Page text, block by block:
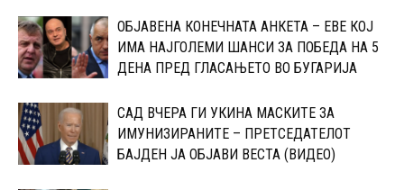
ОБЈАВЕНА КОНЕЧНАТА АНКЕТА – ЕВЕ КОЈ
ИМА НАЈГОЛЕМИ ШАНСИ ЗА ПОБЕДА НА 5
ДЕНА ПРЕД ГЛАСАЊЕТО ВО БУГАРИЈА
САД ВЧЕРА ГИ УКИНА МАСКИТЕ ЗА
ИМУНИЗИРАНИТЕ – ПРЕТСЕДАТЕЛОТ
БАЈДЕН ЈА ОБЈАВИ ВЕСТА (ВИДЕО)